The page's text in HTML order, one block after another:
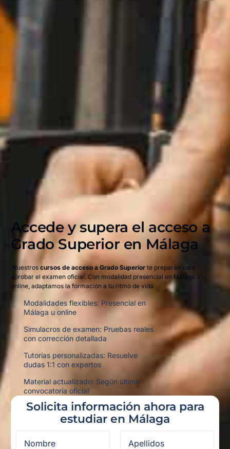
Accede y supera el acceso a
Grado Superior en Málaga​
Nuestroscursos de acceso a Grado Superiorte preparan para
aprobar el examen oficial. Con modalidad presencial en Málaga u
online, adaptamos la formación a tu ritmo de vida.
Modalidades flexibles: Presencial en
Málaga u online
Simulacros de examen: Pruebas reales
con corrección detallada
Tutorías personalizadas: Resuelve
dudas 1:1 con expertos
Material actualizado: Según última
convocatoria oficial
Solicita información ahora para
estudiar en Málaga